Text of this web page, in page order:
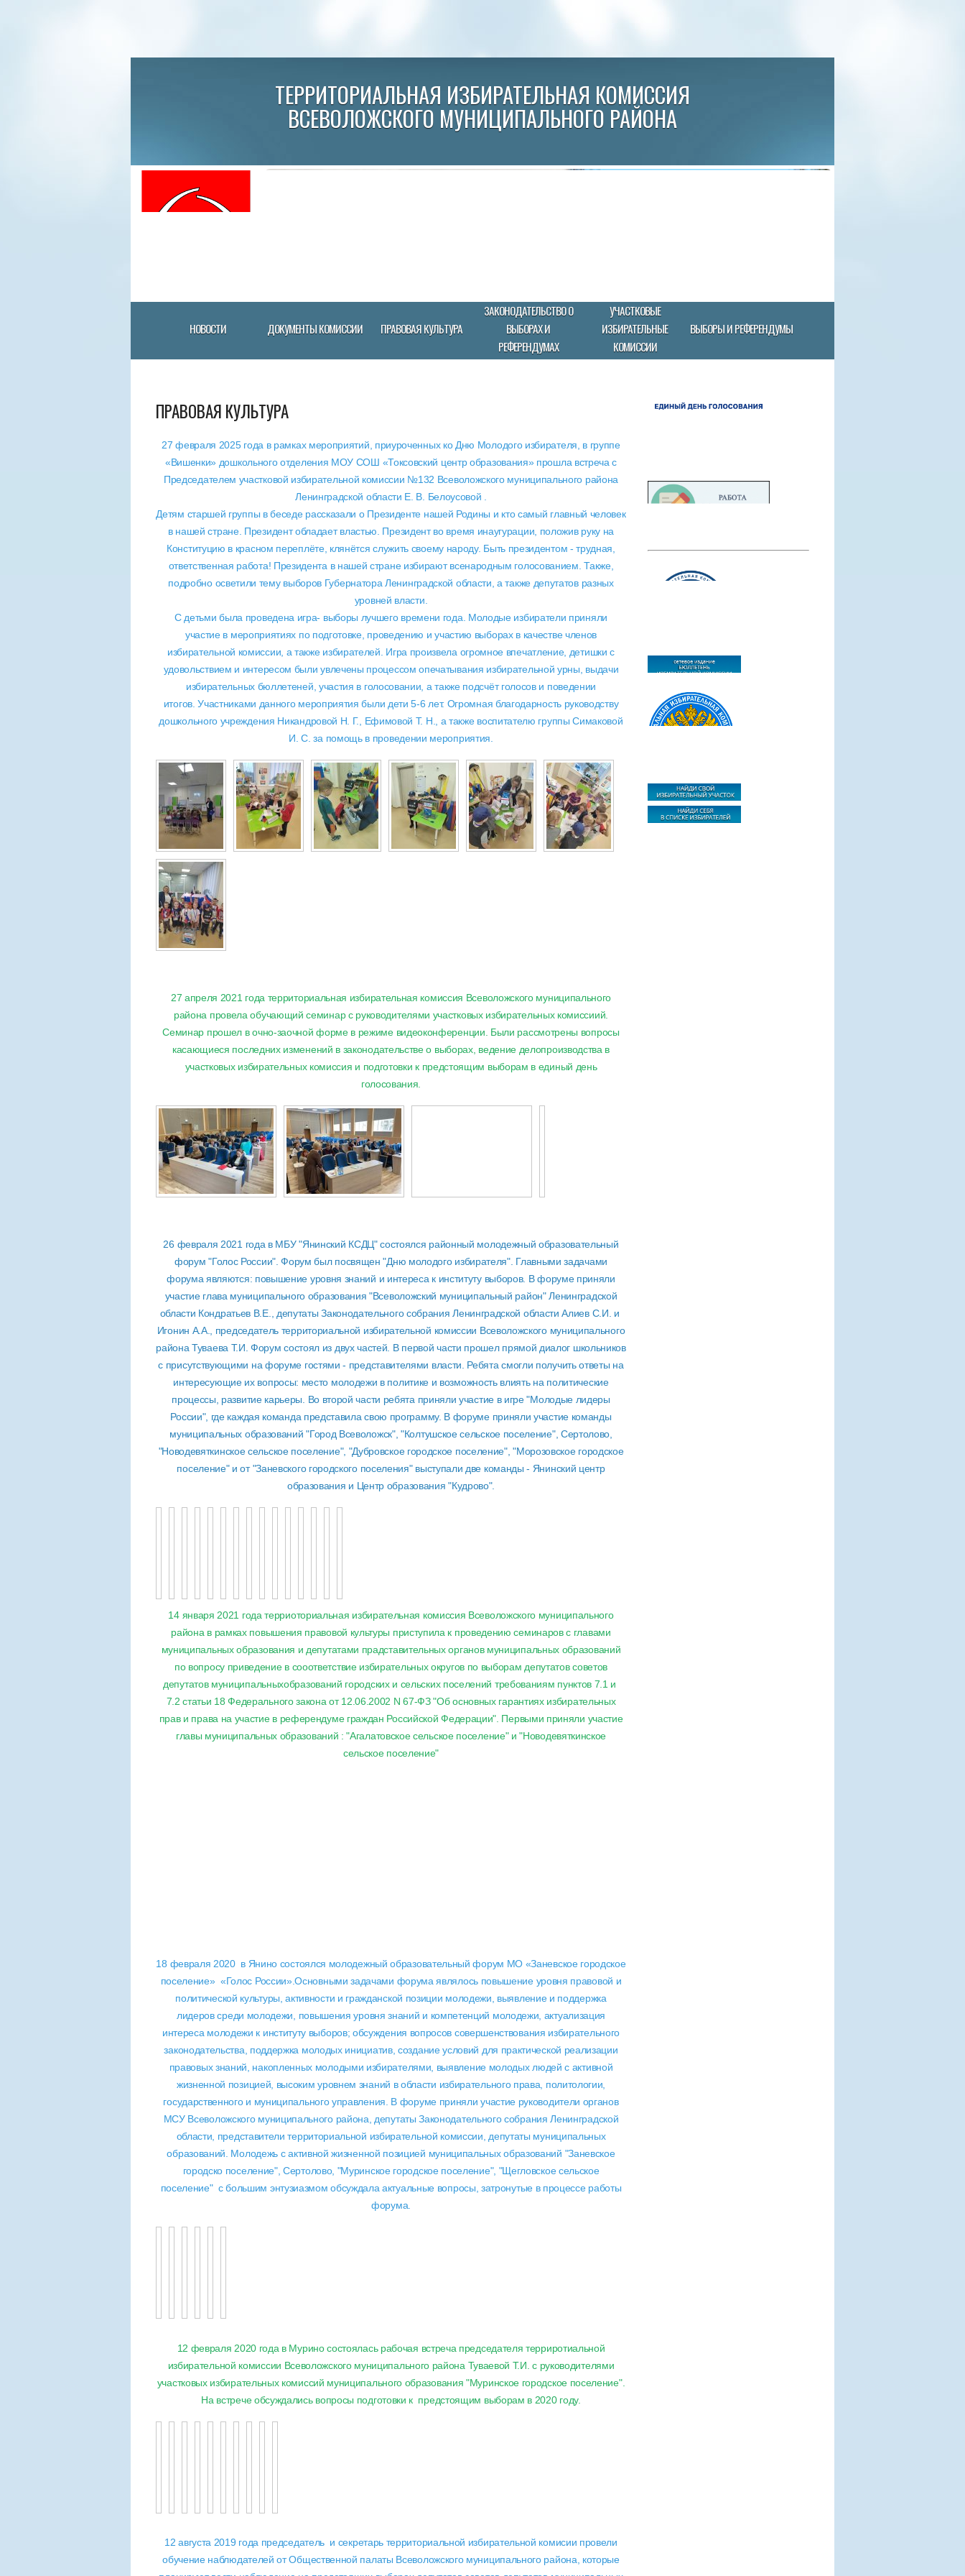
ТЕРРИТОРИАЛЬНАЯ ИЗБИРАТЕЛЬНАЯ КОМИССИЯ
ВСЕВОЛОЖСКОГО МУНИЦИПАЛЬНОГО РАЙОНА
НОВОСТИ ДОКУМЕНТЫ КОМИССИИ ПРАВОВАЯ КУЛЬТУРА
ЗАКОНОДАТЕЛЬСТВО О
ВЫБОРАХ И
РЕФЕРЕНДУМАХ
УЧАСТКОВЫЕ
ИЗБИРАТЕЛЬНЫЕ
КОМИССИИ
ВЫБОРЫ И РЕФЕРЕНДУМЫ
ПРАВОВАЯ КУЛЬТУРА
27 февраля 2025 года в рамках мероприятий, приуроченных ко Дню Молодого избирателя, в группе
«Вишенки» дошкольного отделения МОУ СОШ «Токсовский центр образования» прошла встреча с
Председателем участковой избирательной комиссии №132 Всеволожского муниципального района
Ленинградской области Е. В. Белоусовой .
Детям старшей группы в беседе рассказали о Президенте нашей Родины и кто самый главный человек
в нашей стране. Президент обладает властью. Президент во время инаугурации, положив руку на
Конституцию в красном переплёте, клянётся служить своему народу. Быть президентом - трудная,
ответственная работа! Президента в нашей стране избирают всенародным голосованием. Также,
подробно осветили тему выборов Губернатора Ленинградской области, а также депутатов разных
уровней власти.
С детьми была проведена игра- выборы лучшего времени года. Молодые избиратели приняли
участие в мероприятиях по подготовке, проведению и участию выборах в качестве членов
избирательной комиссии, а также избирателей. Игра произвела огромное впечатление, детишки с
удовольствием и интересом были увлечены процессом опечатывания избирательной урны, выдачи
избирательных бюллетеней, участия в голосовании, а также подсчёт голосов и поведении
итогов. Участниками данного мероприятия были дети 5-6 лет. Огромная благодарность руководству
дошкольного учреждения Никандровой Н. Г., Ефимовой Т. Н., а также воспитателю группы Симаковой
И. С. за помощь в проведении мероприятия.
27 апреля 2021 года территориальная избирательная комиссия Всеволожского муниципального
района провела обучающий семинар с руководителями участковых избирательных комиссиий.
Семинар прошел в очно-заочной форме в режиме видеоконференции. Были рассмотрены вопросы
касающиеся последних изменений в законодательстве о выборах, ведение делопроизводства в
участковых избирательных комиссия и подготовки к предстоящим выборам в единый день
голосования.
26 февраля 2021 года в МБУ "Янинский КСДЦ" состоялся районный молодежный образовательный
форум "Голос России". Форум был посвящен "Дню молодого избирателя". Главными задачами
форума являются: повышение уровня знаний и интереса к институту выборов. В форуме приняли
участие глава муниципального образования "Всеволожский муниципальный район" Ленинградской
области Кондратьев В.Е., депутаты Законодательного собрания Ленинградской области Алиев С.И. и
Игонин А.А., председатель территориальной избирательной комиссии Всеволожского муниципального
района Туваева Т.И. Форум состоял из двух частей. В первой части прошел прямой диалог школьников
с присутствующими на форуме гостями - представителями власти. Ребята смогли получить ответы на
интересующие их вопросы: место молодежи в политике и возможность влиять на политические
процессы, развитие карьеры. Во второй части ребята приняли участие в игре "Молодые лидеры
России", где каждая команда представила свою программу. В форуме приняли участие команды
муниципальных образований "Город Всеволожск", "Колтушское сельское поселение", Сертолово,
"Новодевяткинское сельское поселение", "Дубровское городское поселение", "Морозовское городское
поселение" и от "Заневского городского поселения" выступали две команды - Янинский центр
образования и Центр образования "Кудрово".
14 января 2021 года терриоториальная избирательная комиссия Всеволожского муниципального
района в рамках повышения правовой культуры приступила к проведению семинаров с главами
муниципальных образования и депутатами прадставительных органов муниципальных образований
по вопросу приведение в сооответствие избирательных округов по выборам депутатов советов
депутатов муниципальныхобразований городских и сельских поселений требованиям пунктов 7.1 и
7.2 статьи 18 Федерального закона от 12.06.2002 N 67-ФЗ "Об основных гарантиях избирательных
прав и права на участие в референдуме граждан Российской Федерации". Первыми приняли участие
главы муниципальных образований : "Агалатовское сельское поселение" и "Новодевяткинское
сельское поселение"
18 февраля 2020 в Янино состоялся молодежный образовательный форум МО «Заневское городское
поселение» «Голос России».Основными задачами форума являлось повышение уровня правовой и
политической культуры, активности и гражданской позиции молодежи, выявление и поддержка
лидеров среди молодежи, повышения уровня знаний и компетенций молодежи, актуализация
интереса молодежи к институту выборов; обсуждения вопросов совершенствования избирательного
законодательства, поддержка молодых инициатив, создание условий для практической реализации
правовых знаний, накопленных молодыми избирателями, выявление молодых людей с активной
жизненной позицией, высоким уровнем знаний в области избирательного права, политологии,
государственного и муниципального управления. В форуме приняли участие руководители органов
МСУ Всеволожского муниципального района, депутаты Законодательного собрания Ленинградской
области, представители территориальной избирательной комиссии, депутаты муниципальных
образований. Молодежь с активной жизненной позицией муниципальных образований "Заневское
городско поселение", Сертолово, "Муринское городское поселение", "Щегловское сельское
поселение" с большим энтузиазмом обсуждала актуальные вопросы, затронутые в процессе работы
форума.
12 февраля 2020 года в Мурино состоялась рабочая встреча председателя терриротиальной
избирательной комиссии Всеволожского муниципального района Туваевой Т.И. с руководителями
участковых избирательных комиссий муниципального образования "Муринское городское поселение".
На встрече обсуждались вопросы подготовки к предстоящим выборам в 2020 году.
12 августа 2019 года председатель и секретарь территориальной избирательной комисии провели
обучение наблюдателей от Общественной палаты Всеволожского муниципального района, которые